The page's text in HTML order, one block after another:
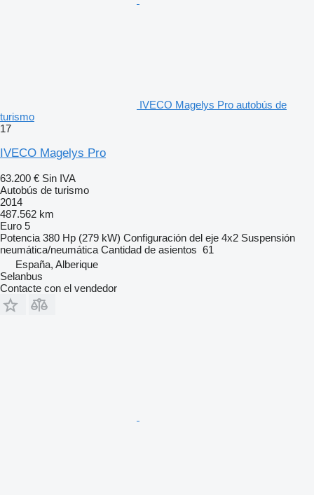
IVECO Magelys Pro autobús de
turismo
17
IVECO Magelys Pro
63.200 € Sin IVA
Autobús de turismo
2014
487.562 km
Euro 5
Potencia 380 Hp (279 kW) Configuración del eje 4x2 Suspensión
neumática/neumática Cantidad de asientos 61
España, Alberique
Selanbus
Contacte con el vendedor